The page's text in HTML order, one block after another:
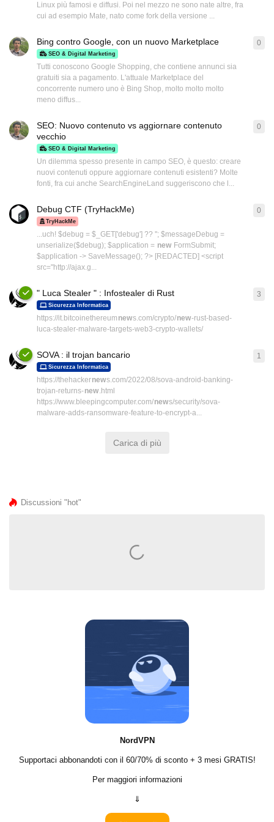
Linux più famosi e diffusi. Poi nel mezzo ne sono nate altre, fra
cui ad esempio Mate, nato come fork della versione ...
Bing contro Google, con un nuovo Marketplace
SEO & Digital Marketing
Tutti conoscono Google Shopping, che contiene annunci sia
gratuiti sia a pagamento. L'attuale Marketplace del
concorrente numero uno è Bing Shop, molto molto molto
meno diffus...
0
SEO: Nuovo contenuto vs aggiornare contenuto
vecchio
SEO & Digital Marketing
Un dilemma spesso presente in campo SEO, è questo: creare
nuovi contenuti oppure aggiornare contenuti esistenti? Molte
fonti, fra cui anche SearchEngineLand suggeriscono che l...
0
Debug CTF (TryHackMe)
TryHackMe
...uch! $debug = $_GET['debug'] ?? ''; $messageDebug =
unserialize($debug); $application = new FormSubmit;
$application -> SaveMessage(); ?> [REDACTED] <script
src="http://ajax.g...
0
" Luca Stealer " : Infostealer di Rust
Sicurezza Informatica
https://it.bitcoinethereum news.com/crypto/new-rust-based-
luca-stealer-malware-targets-web3-crypto-wallets/
3
SOVA : il trojan bancario
Sicurezza Informatica
https://thehackernews.com/2022/08/sova-android-banking-
trojan-returns-new.html
https://www.bleepingcomputer.com/news/security/sova-
malware-adds-ransomware-feature-to-encrypt-a...
1
Carica di più
Discussioni "hot"
NordVPN
Supportaci abbonandoti con il 60/70% di sconto + 3 mesi GRATIS!
Per maggiori informazioni
⇓